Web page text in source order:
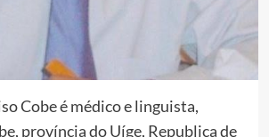
Cobe é médico e linguista,
província do Uíge, Republica de